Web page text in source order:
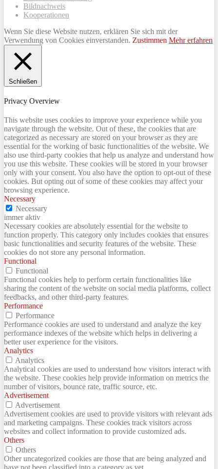
Bildnachweis
Kooperationen
Wenn Sie diese Website nutzen, erklären Sie sich mit der
Verwendung von Cookies einverstanden. Zustimmen Mehr erfahren
Schließen
Privacy Overview
This website uses cookies to improve your experience while you
navigate through the website. Out of these, the cookies that are
categorized as necessary are stored on your browser as they are
essential for the working of basic functionalities of the website. We
also use third-party cookies that help us analyze and understand how
you use this website. These cookies will be stored in your browser
only with your consent. You also have the option to opt-out of these
cookies. But opting out of some of these cookies may affect your
browsing experience.
Necessary
Necessary
immer aktiv
Necessary cookies are absolutely essential for the website to
function properly. This category only includes cookies that ensures
basic functionalities and security features of the website. These
cookies do not store any personal information.
Functional
Functional
Functional cookies help to perform certain functionalities like
sharing the content of the website on social media platforms, collect
feedbacks, and other third-party features.
Performance
Performance
Performance cookies are used to understand and analyze the key
performance indexes of the website which helps in delivering a
better user experience for the visitors.
Analytics
Analytics
Analytical cookies are used to understand how visitors interact with
the website. These cookies help provide information on metrics the
number of visitors, bounce rate, traffic source, etc.
Advertisement
Advertisement
Advertisement cookies are used to provide visitors with relevant ads
and marketing campaigns. These cookies track visitors across
websites and collect information to provide customized ads.
Others
Others
Other uncategorized cookies are those that are being analyzed and